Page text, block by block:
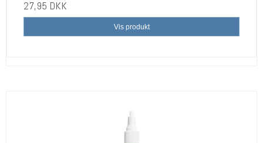
27,95 DKK
Vis produkt